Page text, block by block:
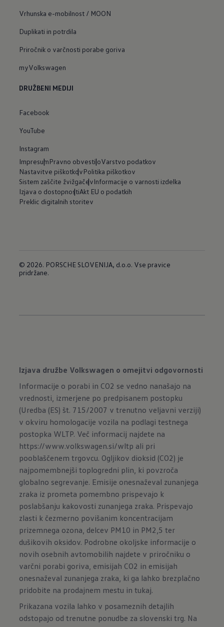
Vrhunska e-mobilnost / MOON
Duplikati in potrdila
Priročnik o varčnosti porabe goriva
myVolkswagen
DRUŽBENI MEDIJI
Facebook
YouTube
Instagram
ImpresumPravno obvestiloVarstvo podatkov
Nastavitve piškotkovPolitika piškotkov
Sistem zaščite žvižgačevInformacije o varnosti izdelka
Izjava o dostopnostiAkt EU o podatkih
Preklic digitalnih storitev
© 2026. PORSCHE SLOVENIJA, d.o.o. Vse pravice
pridržane.
Izjava družbe Volkswagen o omejitvi odgovornosti
Informacije o porabi in CO2 se vedno nanašajo na
vrednosti, izmerjene po predpisanem postopku
(Uredba (ES) št. 715/2007 v trenutno veljavni verziji)
v okviru homologacije vozila na podlagi testnega
postopka WLTP. Več informacij najdete na
https://www.volkswagen.si/wltp ali pri
pooblaščenem trgovcu. Ogljikov dioksid (CO2) je
najpomembnejši toplogredni plin, ki povzroča
globalno segrevanje. Emisije onesnaževal zunanjega
zraka iz prometa pomembno prispevajo k
poslabšanju kakovosti zunanjega zraka. Prispevajo
zlasti k čezmerno povišanim koncentracijam
prizemnega ozona, delcev PM10 in PM2,5 ter
dušikovih oksidov. Podrobne okoljske informacije o
novih osebnih avtomobilih najdete v priročniku o
varčni porabi goriva, emisijah CO2 in emisijah
onesnaževal zunanjega zraka, ki ga lahko brezplačno
pridobite na prodajnem mestu intukaj.
Prikazana vozila lahko v posameznih detajlih
odstopajo od trenutne ponudbe za slovenski trg. Na